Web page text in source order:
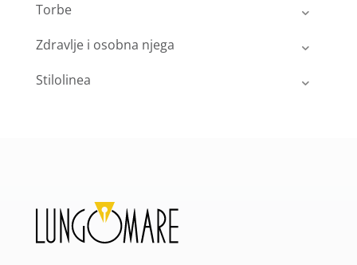
Torbe
Zdravlje i osobna njega
Stilolinea